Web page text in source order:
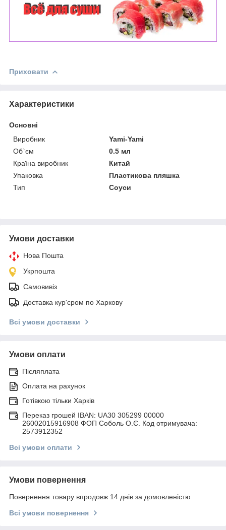
Приховати
Характеристики
Основні
Виробник
Yami-Yami
Об`єм
0.5 мл
Країна виробник
Китай
Упаковка
Пластикова пляшка
Тип
Соуси
Умови доставки
Нова Пошта
Укрпошта
Самовивіз
Доставка кур'єром по Харкову
Всі умови доставки
Умови оплати
Післяплата
Оплата на рахунок
Готівкою тільки Харків
Переказ грошей IBAN: UA30 305299 00000
26002015916908 ФОП Соболь О.Є. Код отримувача:
2573912352
Всі умови оплати
Умови повернення
Повернення товару впродовж 14 днів за домовленістю
Всі умови повернення